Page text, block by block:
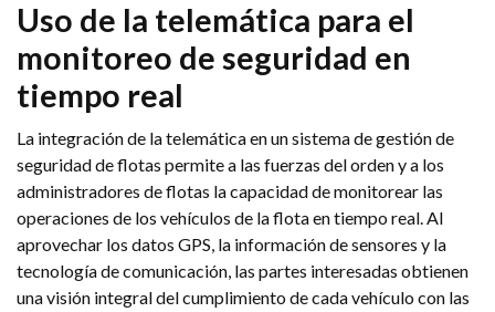
Uso de la telemática para el
monitoreo de seguridad en
tiempo real
La integración de la telemática en un sistema de gestión de
seguridad de flotas permite a las fuerzas del orden y a los
administradores de flotas la capacidad de monitorear las
operaciones de los vehículos de la flota en tiempo real. Al
aprovechar los datos GPS, la información de sensores y la
tecnología de comunicación, las partes interesadas obtienen
una visión integral del cumplimiento de cada vehículo con las